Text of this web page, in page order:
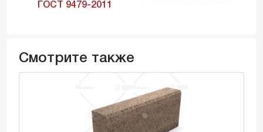
ГОСТ 9479-2011
Смотрите также